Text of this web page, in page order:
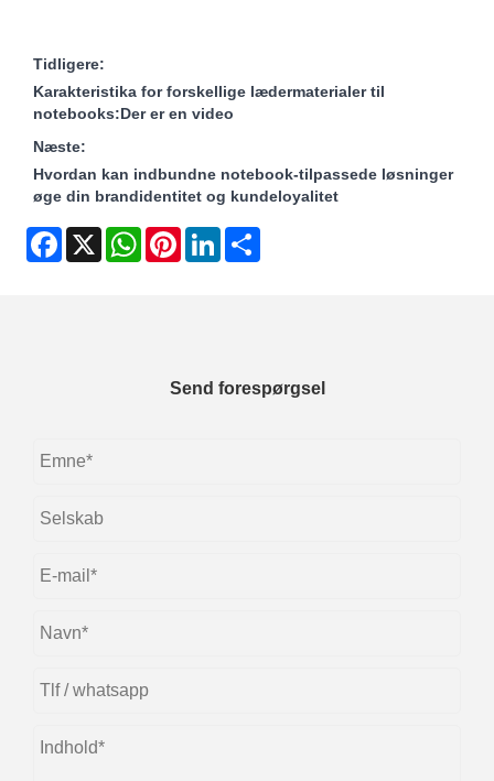
Tidligere:
Karakteristika for forskellige lædermaterialer til
notebooks:Der er en video
Næste:
Hvordan kan indbundne notebook-tilpassede løsninger
øge din brandidentitet og kundeloyalitet
Facebook
X WhatsAppPinterestLinkedIn
Send forespørgsel